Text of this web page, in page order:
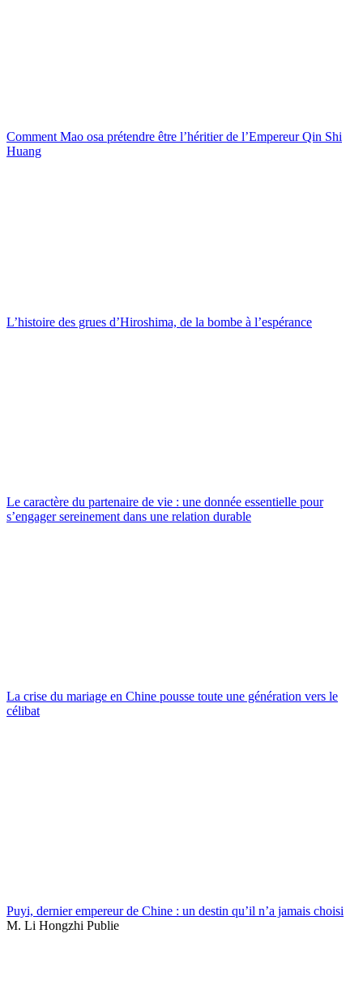
Comment Mao osa prétendre être l’héritier de l’Empereur Qin Shi
Huang
L’histoire des grues d’Hiroshima, de la bombe à l’espérance
Le caractère du partenaire de vie : une donnée essentielle pour
s’engager sereinement dans une relation durable
La crise du mariage en Chine pousse toute une génération vers le
célibat
Puyi, dernier empereur de Chine : un destin qu’il n’a jamais choisi
M. Li Hongzhi Publie